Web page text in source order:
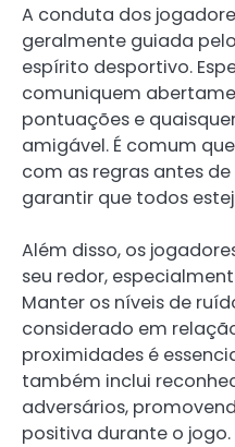
A conduta dos
geralmente guiada
espírito desportivo.
comuniquem
pontuações e
amigável. É comum
com as regras antes
garantir que todos
Além disso, os
seu redor,
Manter os níveis de
considerado em
proximidades é
também inclui
adversários,
positiva durante o jogo.